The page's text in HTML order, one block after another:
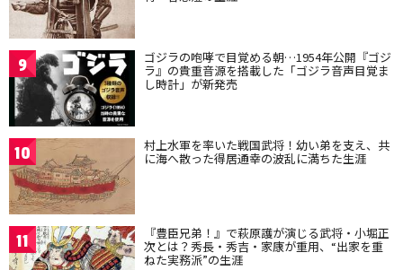
9 ゴジラの咆哮で目覚める朝…1954年公開『ゴジ
ラ』の貴重音源を搭載した「ゴジラ音声目覚ま
し時計」が新発売
10 村上水軍を率いた戦国武将！幼い弟を支え、共
に海へ散った得居通幸の波乱に満ちた生涯
11 『豊臣兄弟！』で萩原護が演じる武将・小堀正
次とは？秀長・秀吉・家康が重用、“出家を重
ねた実務派”の生涯